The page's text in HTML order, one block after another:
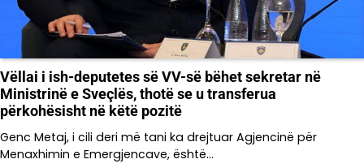
Vëllai i ish-deputetes së VV-së bëhet sekretar në
Ministrinë e Sveçlës, thotë se u transferua
përkohësisht në këtë pozitë
Genc Metaj, i cili deri më tani ka drejtuar Agjencinë për
Menaxhimin e Emergjencave, është…